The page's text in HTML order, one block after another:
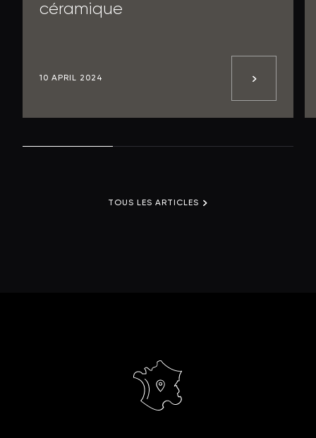
céramique
10 APRIL 2024
TOUS LES ARTICLES